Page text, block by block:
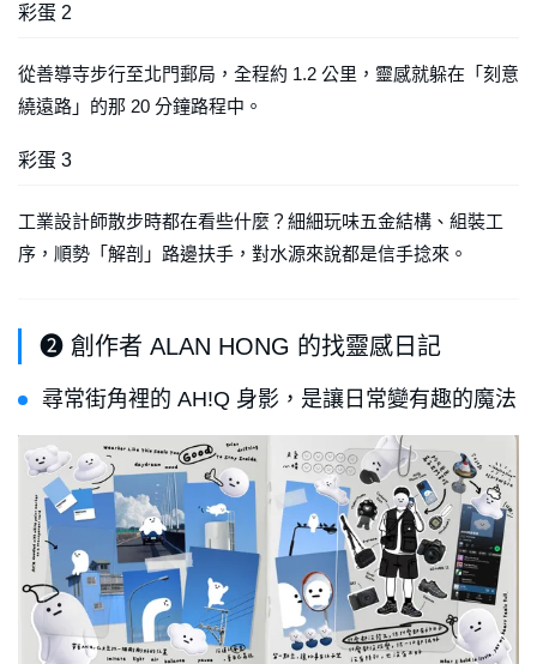
彩蛋 2
從善導寺步行至北門郵局，全程約 1.2 公里，靈感就躲在「刻意
繞遠路」的那 20 分鐘路程中。
彩蛋 3
工業設計師散步時都在看些什麼？細細玩味五金結構、組裝工
序，順勢「解剖」路邊扶手，對水源來說都是信手捻來。
❷ 創作者 ALAN HONG 的找靈感日記
尋常街角裡的 AH!Q 身影，是讓日常變有趣的魔法